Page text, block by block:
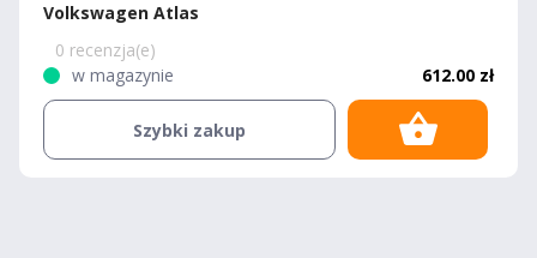
Volkswagen Atlas
0 recenzja(e)
w magazynie
612.00 zł
Szybki zakup